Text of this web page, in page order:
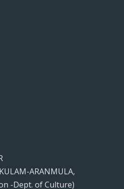
ARANMULA,
-Dept. of Culture)